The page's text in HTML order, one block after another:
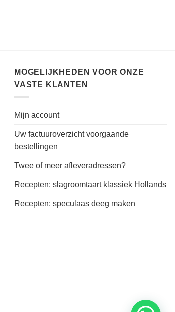
MOGELIJKHEDEN VOOR ONZE
VASTE KLANTEN
Mijn account
Uw factuuroverzicht voorgaande
bestellingen
Twee of meer afleveradressen?
Recepten: slagroomtaart klassiek Hollands
Recepten: speculaas deeg maken